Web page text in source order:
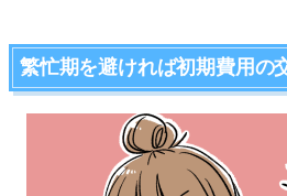
繁忙期を避ければ初期費用の